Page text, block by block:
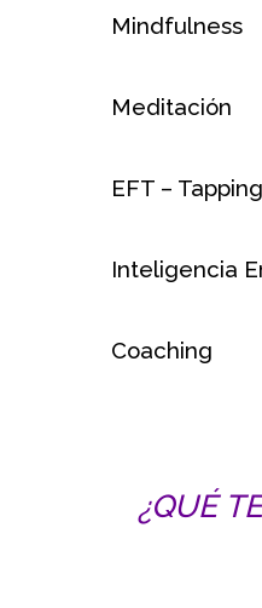
Mindfulness
Meditación
EFT – Tapping
Inteligencia
Coaching
¿QUÉ